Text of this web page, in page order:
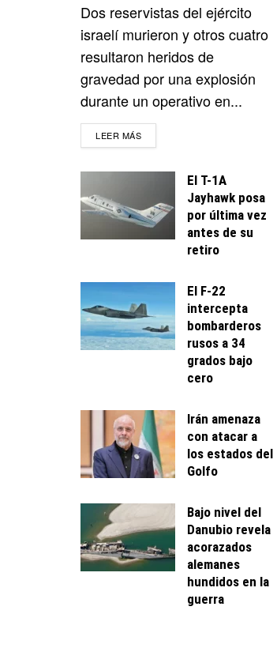
Dos reservistas del ejército
israelí murieron y otros cuatro
resultaron heridos de
gravedad por una explosión
durante un operativo en...
LEER MÁSDETAILS
El T-1A
Jayhawk posa
por última vez
antes de su
retiro
El F-22
intercepta
bombarderos
rusos a 34
grados bajo
cero
Irán amenaza
con atacar a
los estados del
Golfo
Bajo nivel del
Danubio revela
acorazados
alemanes
hundidos en la
guerra